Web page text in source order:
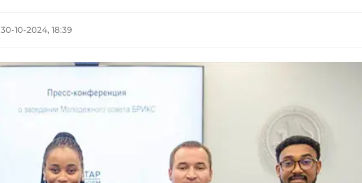
30-10-2024, 18:39